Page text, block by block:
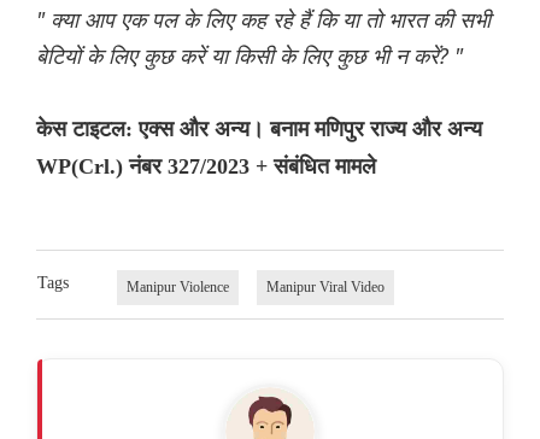
" क्या आप एक पल के लिए कह रहे हैं कि या तो भारत की सभी
बेटियों के लिए कुछ करें या किसी के लिए कुछ भी न करें? "
केस टाइटल: एक्स और अन्य। बनाम मणिपुर राज्य और अन्य
WP(Crl.) नंबर 327/2023 + संबंधित मामले
Tags Manipur Violence Manipur Viral Video